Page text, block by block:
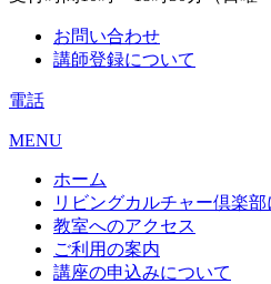
お問い合わせ
講師登録について
電話
MENU
ホーム
リビングカルチャー倶楽部
教室へのアクセス
ご利用の案内
講座の申込みについて